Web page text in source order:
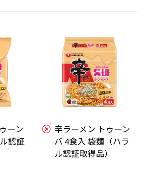
ーン
認証
辛ラーメン トゥーン
バ 4食入 袋麺（ハラ
ル認証取得品）